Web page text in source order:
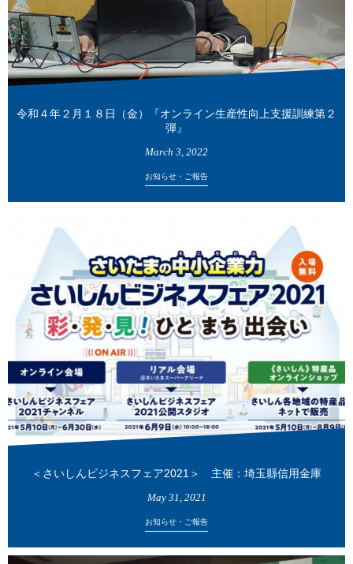
令和４年２月１８日（金）『オンライン生産性向上支援訓練第２
弾』
March 3, 2022
お知らせ・ご報告
＜さいしんビジネスフェア2021＞ 主催：埼玉縣信用金庫
May 31 2021
お知らせ・ご報告